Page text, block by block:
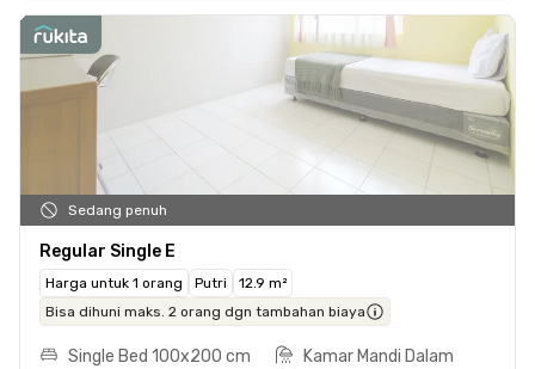
Sedang penuh
Regular Single E
Harga untuk 1 orang Putri
12.9 m²
Bisa dihuni maks. 2 orang dgn tambahan biaya
Single Bed 100x200 cm
Kamar Mandi Dalam